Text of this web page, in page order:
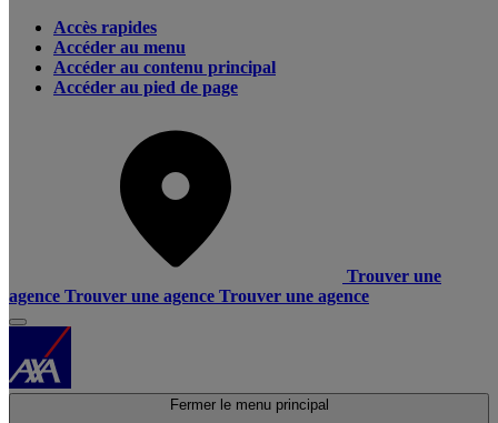
Accès rapides
Accéder au menu
Accéder au contenu principal
Accéder au pied de page
Trouver une
agence Trouver une agence Trouver une agence
Fermer le menu principal